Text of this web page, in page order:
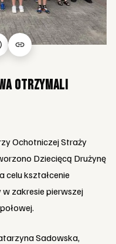
otrzymali
Ochotniczej Straży
Dziecięcą Drużynę
celu kształcenie
zakresie pierwszej
Sadowska,